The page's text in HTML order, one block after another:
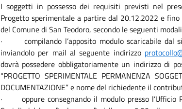
I soggetti in possesso dei requisiti previsti nel
Progetto sperimentale a partire dal 20.12.2022 e
del Comune di San Teodoro, secondo le seguenti
· compilando l’apposito modulo scaricabile dal
inviandolo per mail al seguente indirizzo
dovrà possedere obbligatoriamente un indirizzo di
“PROGETTO SPERIMENTALE PERMANENZA
DOCUMENTAZIONE” e nome del richiedente il
· oppure consegnando il modulo presso l’Ufficio